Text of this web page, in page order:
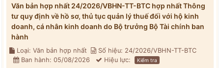
Văn bản hợp nhất 24/2026/VBHN-TT-BTC hợp nhất Thông
tư quy định về hồ sơ, thủ tục quản lý thuế đối với hộ kinh
doanh, cá nhân kinh doanh do Bộ trưởng Bộ Tài chính ban
hành
Loại: Văn bản hợp nhất
Số hiệu: 24/2026/VBHN-TT-BTC
Ban hành: 05/08/2026
Hiệu lực: Kiểm tra